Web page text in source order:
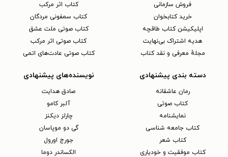
فروش سازمانی
خرید کتابخوان
اپلیکیشن کتاب طاقچه
هدیه اشتراک بی‌نهایت
مجلهٔ معرفی و نقد کتاب
کتاب اثر مرکب
کتاب سمفونی مردگان
کتاب صوتی ملت عشق
کتاب صوتی اثر مرکب
کتاب صوتی عادت‌های اتمی
دسته بندی پیشنهادی
رمان عاشقانه
کتاب‌ صوتی
نمایشنامه
کتاب جامعه شناسی
کتاب شعر
کتاب موفقیت و خودیاری
نویسنده‌های پیشنهادی
صادق هدایت
آلبر کامو
چارلز دیکنز
گی دو موپاسان
جورج اورول
الکساندر دوما